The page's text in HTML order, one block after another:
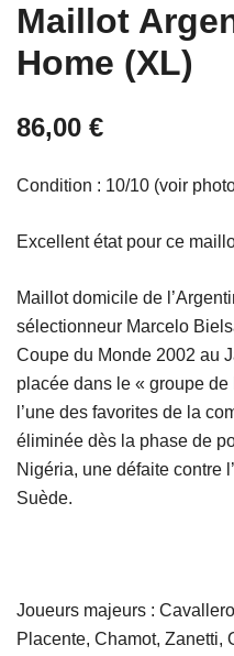
Maillot
Home (XL)
86,00 €
Condition : 10/10 (voir
Excellent état pour ce
Maillot domicile de
sélectionneur Marcelo
Coupe du Monde 2002 au
placée dans le « groupe de
l’une des favorites de la
éliminée dès la phase de
Nigéria, une défaite contre
Suède.
Joueurs majeurs :
Placente, Chamot, Zanetti,